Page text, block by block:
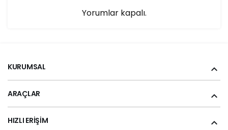
Yorumlar kapalı.
KURUMSAL
ARAÇLAR
HIZLI ERIŞIM